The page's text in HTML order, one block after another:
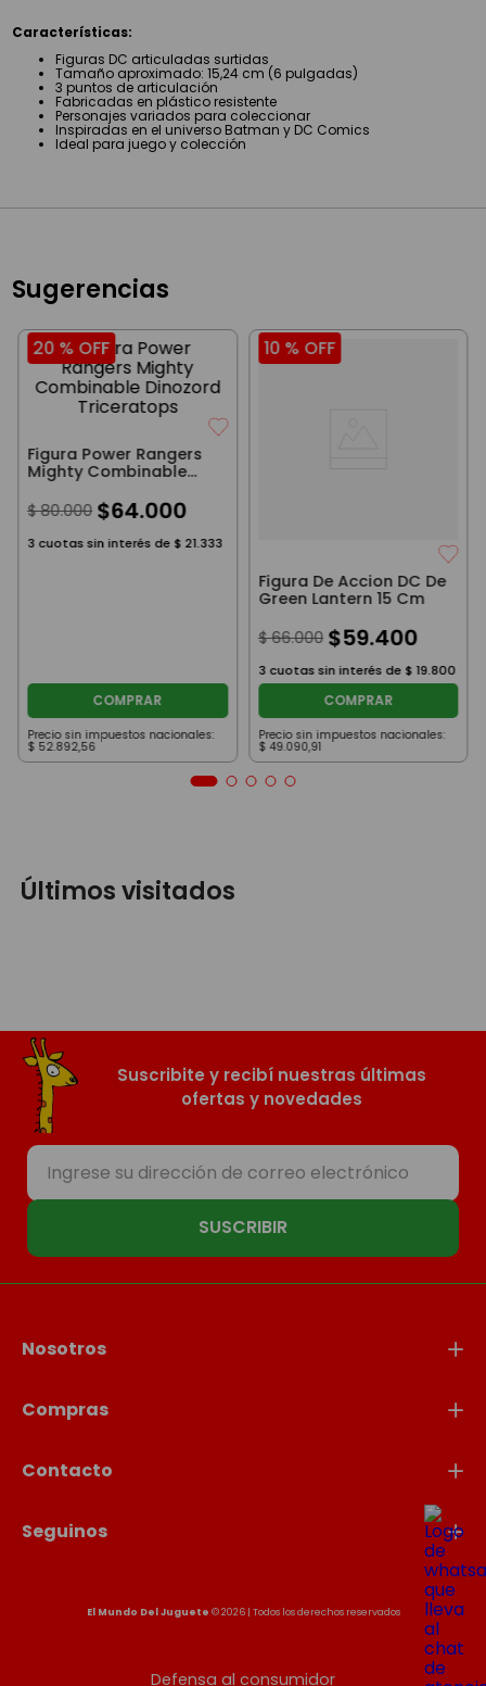
Características:
Figuras DC articuladas surtidas
Tamaño aproximado: 15,24 cm (6 pulgadas)
3 puntos de articulación
Fabricadas en plástico resistente
Personajes variados para coleccionar
Inspiradas en el universo Batman y DC Comics
Ideal para juego y colección
Sugerencias
20 % OFF
Figura Power Rangers
Mighty Combinable
Dinozord Triceratops
$ 80.000 $64.000
3 cuotas sin interés de $ 21.333
COMPRAR
Precio sin impuestos nacionales:
$ 52.892,56
10 % OFF
Figura De Accion DC De
Green Lantern 15 Cm
$ 66.000 $59.400
3 cuotas sin interés de $19.800
COMPRAR
Precio sin impuestos nacionales:
$ 49.090,91
Últimos visitados
Suscribite y recibí nuestras últimas
ofertas y novedades
SUSCRIBIR
Nosotros
Compras
Contacto
Seguinos
El Mundo Del Juguete © 2026 | Todos los derechos reservados
Defensa al consumidor